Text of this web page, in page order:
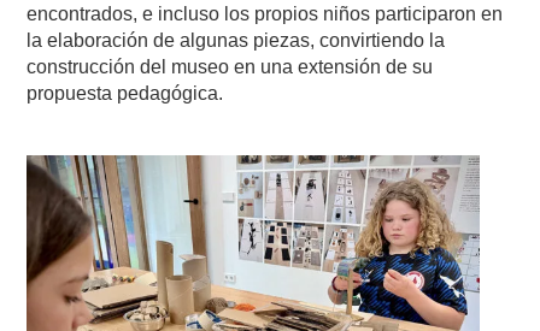
encontrados, e incluso los propios niños participaron en
la elaboración de algunas piezas, convirtiendo la
construcción del museo en una extensión de su
propuesta pedagógica.